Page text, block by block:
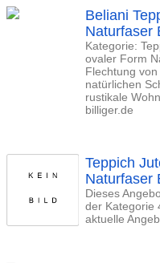
Beliani
Naturfaser
Kategorie:
ovaler Form
Flechtung
natürlichen
rustikale
billiger.de
Teppich
Naturfaser
Dieses
der Kategorie
aktuelle